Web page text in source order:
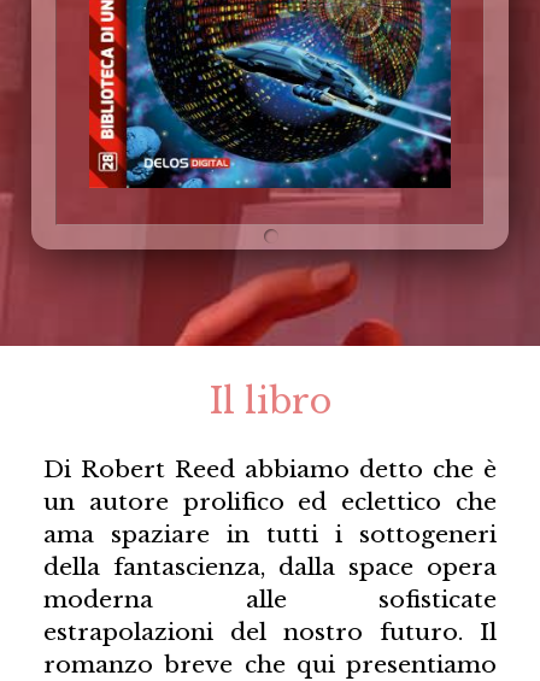
Il libro
Di Robert Reed abbiamo detto che è
un autore prolifico ed eclettico che
ama spaziare in tutti i sottogeneri
della fantascienza, dalla space opera
moderna alle sofisticate
estrapolazioni del nostro futuro. Il
romanzo breve che qui presentiamo